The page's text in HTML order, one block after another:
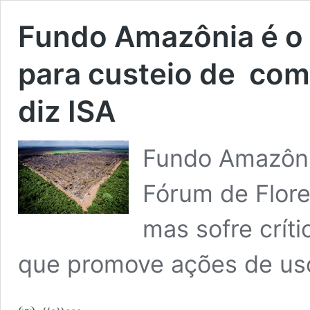
Fundo Amazônia é
para custeio de
diz ISA
Fundo
Fórum de
mas sofre
que promove ações de